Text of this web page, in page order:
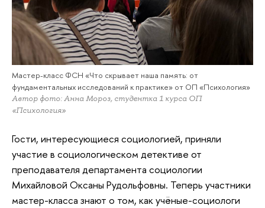
Мастер-класс ФСН «Что скрывает наша память: от
фундаментальных исследований к практике» от ОП «Психология»
Автор фото: Анна Мороз, студентка 1 курса ОП
«Психология»
Гости, интересующиеся социологией, приняли
участие в социологическом детективе от
преподавателя департамента социологии
Михайловой Оксаны Рудольфовны. Теперь участники
мастер-класса знают о том, как учёные-социологи